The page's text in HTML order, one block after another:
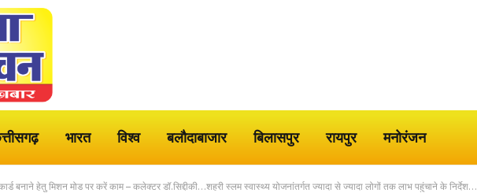
भारत विश्व बलौदाबाजार बिलासपुर रायपुर मनोरंजन
बनाने हेतु मिशन मोड पर करें काम – कलेक्टर डॉ.सिद्दीकी…शहरी स्लम स्वास्थ्य योजनांतर्गत ज्यादा से ज्यादा लोगों तक लाभ पहुंचाने के निर्देश…